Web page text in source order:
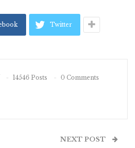
Twitter
14546 Posts 0 Comments
NEXT POST